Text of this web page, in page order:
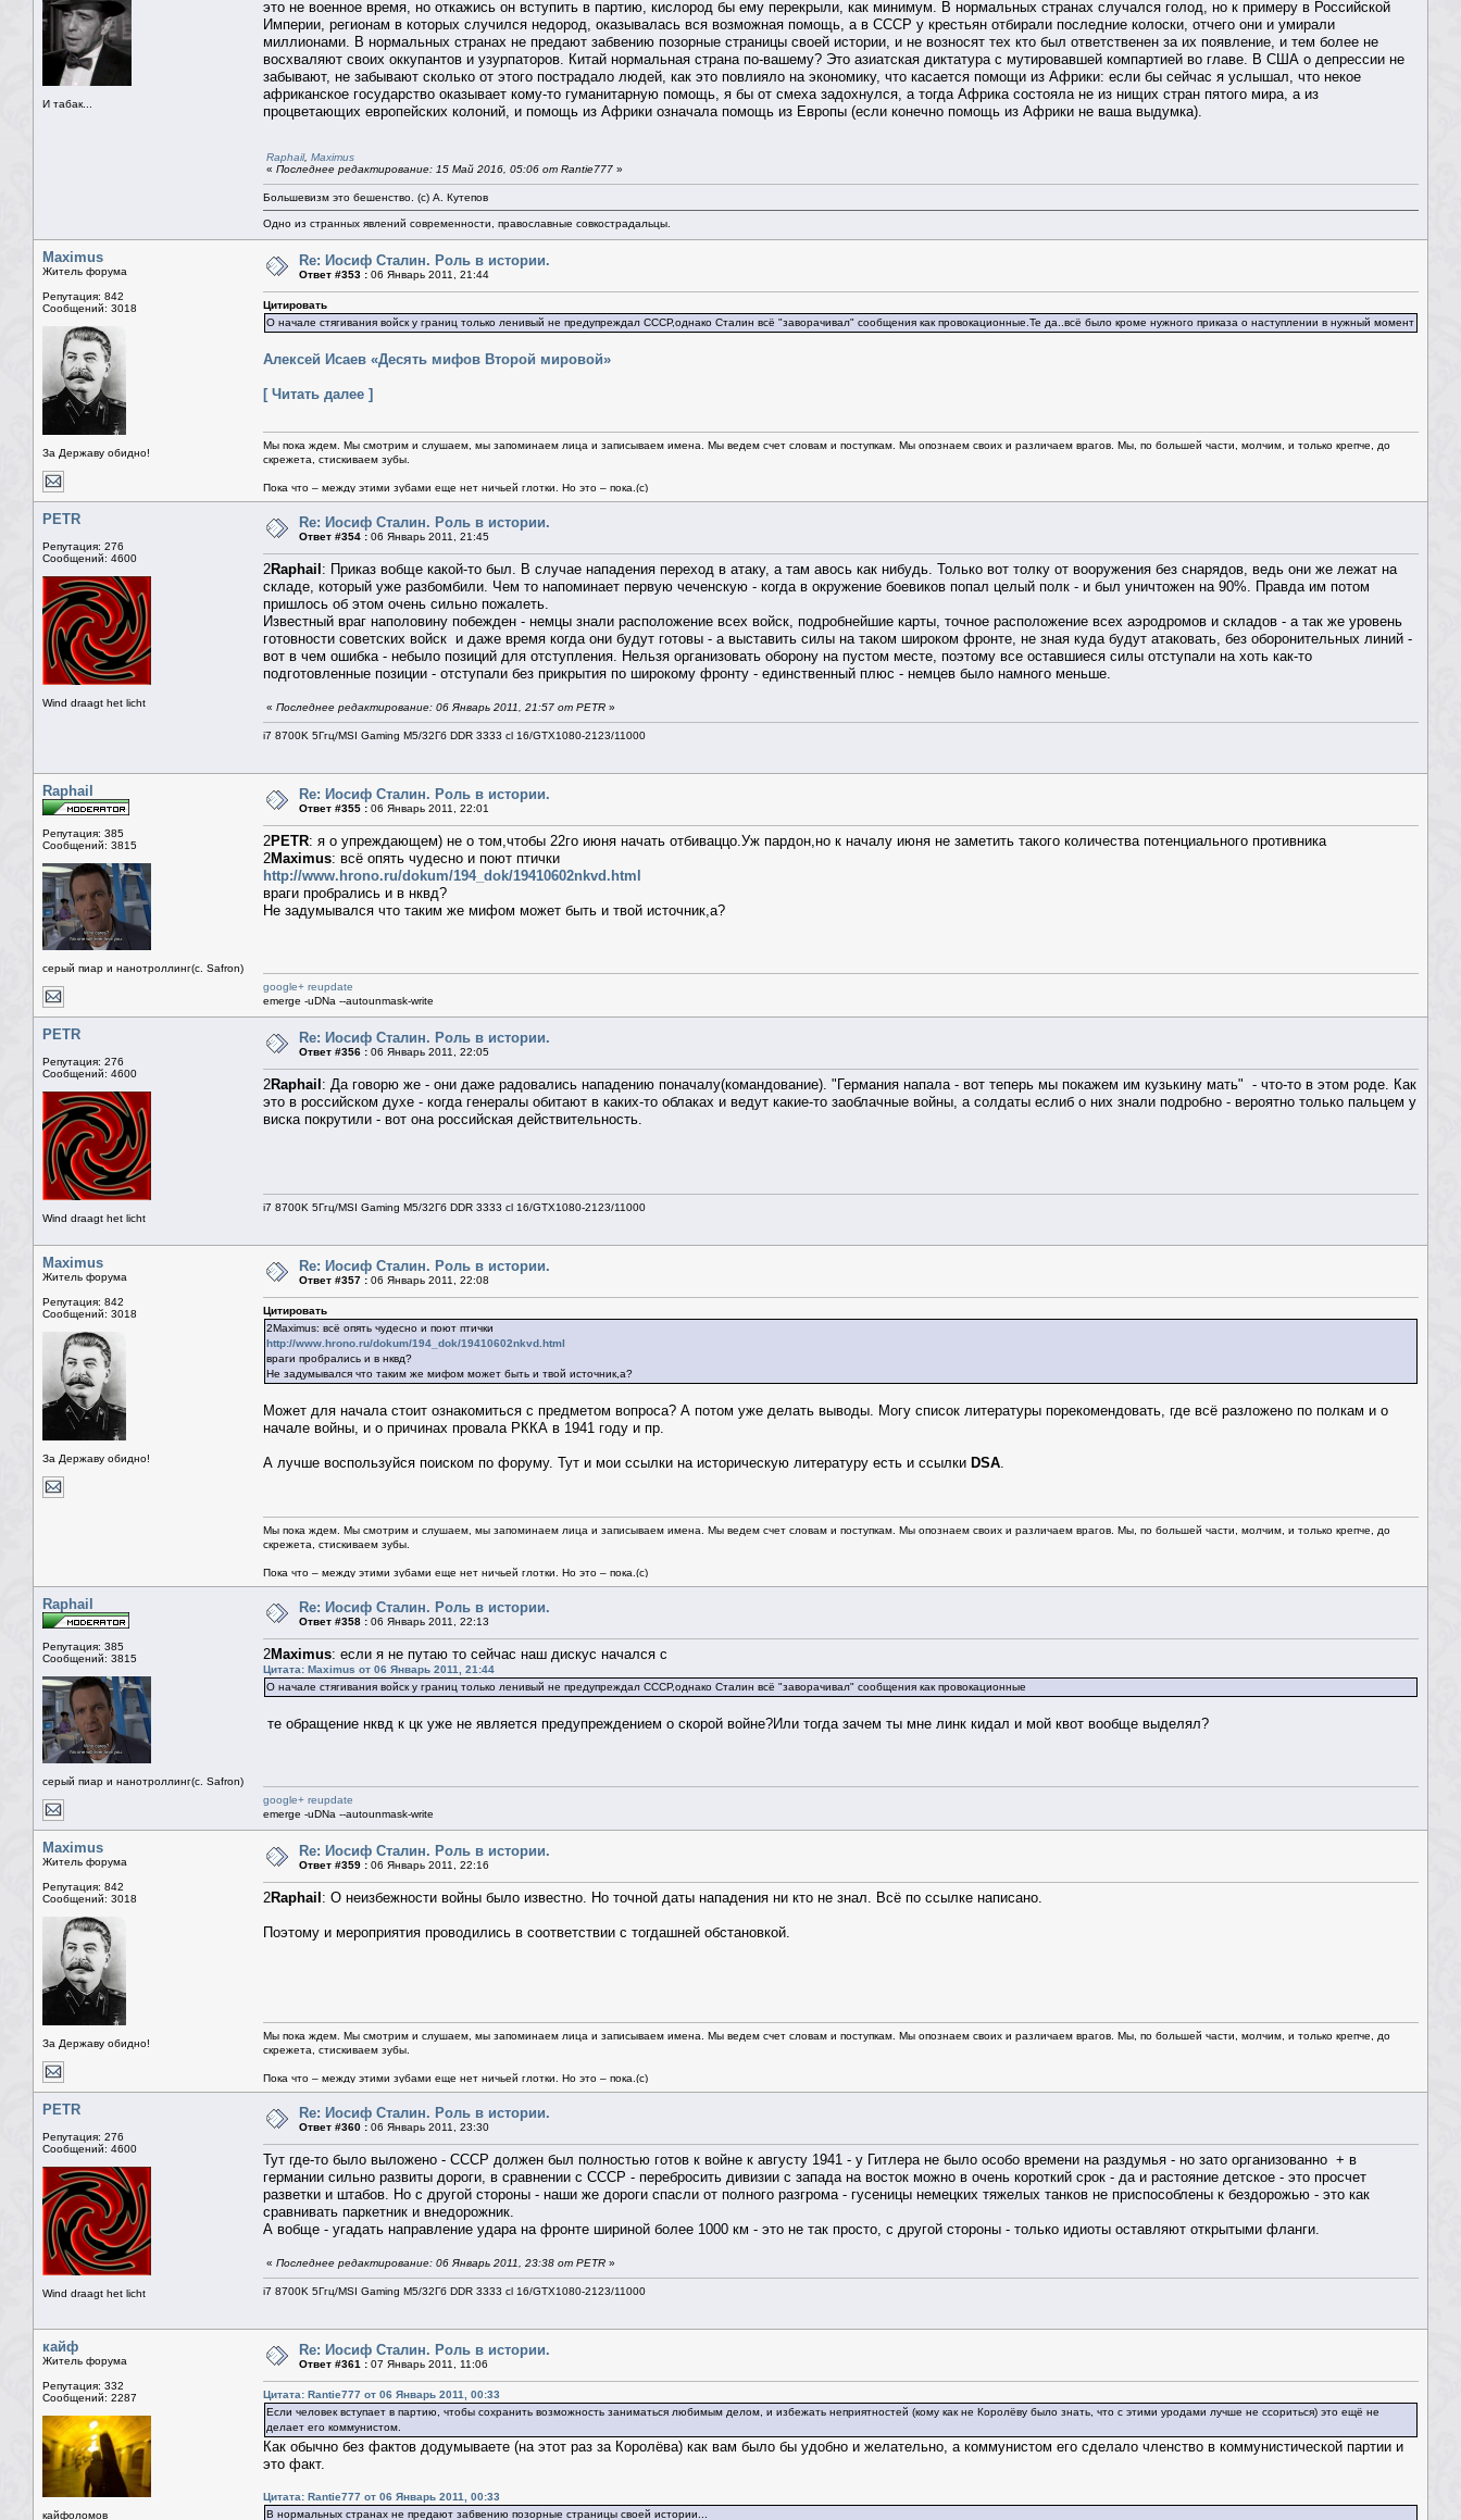
И табак...
это не военное время, но откажись он вступить в партию, кислород бы ему перекрыли, как минимум. В нормальных странах случался голод, но к примеру в Российской
Империи, регионам в которых случился недород, оказывалась вся возможная помощь, а в СССР у крестьян отбирали последние колоски, отчего они и умирали
миллионами. В нормальных странах не предают забвению позорные страницы своей истории, и не возносят тех кто был ответственен за их появление, и тем более не
восхваляют своих оккупантов и узурпаторов. Китай нормальная страна по-вашему? Это азиатская диктатура с мутировавшей компартией во главе. В США о депрессии не
забывают, не забывают сколько от этого пострадало людей, как это повлияло на экономику, что касается помощи из Африки: если бы сейчас я услышал, что некое
африканское государство оказывает кому-то гуманитарную помощь, я бы от смеха задохнулся, а тогда Африка состояла не из нищих стран пятого мира, а из
процветающих европейских колоний, и помощь из Африки означала помощь из Европы (если конечно помощь из Африки не ваша выдумка).
Raphail, Maximus
« Последнее редактирование: 15 Май 2016, 05:06 от Rantie777 »
Большевизм это бешенство. (с) А. Кутепов
Одно из странных явлений современности, православные совкострадальцы.
Maximus
Житель форума
Репутация: 842
Сообщений: 3018
За Державу обидно!
Re: Иосиф Сталин. Роль в истории.
Ответ #353 : 06 Январь 2011, 21:44
Цитировать
О начале стягивания войск у границ только ленивый не предупреждал СССР,однако Сталин всё "заворачивал" сообщения как провокационные.Те да..всё было кроме нужного приказа о наступлении в нужный момент
Алексей Исаев «Десять мифов Второй мировой»
[ Читать далее ]
Мы пока ждем. Мы смотрим и слушаем, мы запоминаем лица и записываем имена. Мы ведем счет словам и поступкам. Мы опознаем своих и различаем врагов. Мы, по большей части, молчим, и только крепче, до
скрежета, стискиваем зубы.
Пока что – между этими зубами еще нет ничьей глотки. Но это – пока.(c)
PETR
Репутация: 276
Сообщений: 4600
Wind draagt het licht
Re: Иосиф Сталин. Роль в истории.
Ответ #354 : 06 Январь 2011, 21:45
2Raphail : Приказ вобще какой-то был. В случае нападения переход в атаку, а там авось как нибудь. Только вот толку от вооружения без снарядов, ведь они же лежат на
складе, который уже разбомбили. Чем то напоминает первую чеченскую - когда в окружение боевиков попал целый полк - и был уничтожен на 90%. Правда им потом
пришлось об этом очень сильно пожалеть.
Известный враг наполовину побежден - немцы знали расположение всех войск, подробнейшие карты, точное расположение всех аэродромов и складов - а так же уровень
готовности советских войск и даже время когда они будут готовы - а выставить силы на таком широком фронте, не зная куда будут атаковать, без оборонительных линий -
вот в чем ошибка - небыло позиций для отступления. Нельзя организовать оборону на пустом месте, поэтому все оставшиеся силы отступали на хоть как-то
подготовленные позиции - отступали без прикрытия по широкому фронту - единственный плюс - немцев было намного меньше.
« Последнее редактирование: 06 Январь 2011, 21:57 от PETR »
i7 8700K 5Ггц/MSI Gaming M5/32Гб DDR 3333 cl 16/GTX1080-2123/11000
Raphail
Репутация: 385
Сообщений: 3815
серый пиар и нанотроллинг(с. Safron)
Re: Иосиф Сталин. Роль в истории.
Ответ #355 : 06 Январь 2011, 22:01
2PETR: я о упреждающем) не о том,чтобы 22го июня начать отбиваццо.Уж пардон,но к началу июня не заметить такого количества потенциального противника
2Maximus: всё опять чудесно и поют птички
http://www.hrono.ru/dokum/194_dok/19410602nkvd.html
враги пробрались и в нквд?
Не задумывался что таким же мифом может быть и твой источник,а?
google+ reupdate
emerge -uDNa --autounmask-write
PETR
Репутация: 276
Сообщений: 4600
Wind draagt het licht
Re: Иосиф Сталин. Роль в истории.
Ответ #356 : 06 Январь 2011, 22:05
2Raphail : Да говорю же - они даже радовались нападению поначалу(командование). "Германия напала - вот теперь мы покажем им кузькину мать" - что-то в этом роде. Как
это в российском духе - когда генералы обитают в каких-то облаках и ведут какие-то заоблачные войны, а солдаты еслиб о них знали подробно - вероятно только пальцем у
виска покрутили - вот она российская действительность.
i7 8700K 5Ггц/MSI Gaming M5/32Гб DDR 3333 cl 16/GTX1080-2123/11000
Maximus
Житель форума
Репутация: 842
Сообщений: 3018
За Державу обидно!
Re: Иосиф Сталин. Роль в истории.
Ответ #357 : 06 Январь 2011, 22:08
Цитировать
2Maximus: всё опять чудесно и поют птички
http://www.hrono.ru/dokum/194_dok/19410602nkvd.html
враги пробрались и в нквд?
Не задумывался что таким же мифом может быть и твой источник,а?
Может для начала стоит ознакомиться с предметом вопроса? А потом уже делать выводы. Могу список литературы порекомендовать, где всё разложено по полкам и о
начале войны, и о причинах провала РККА в 1941 году и пр.
А лучше воспользуйся поиском по форуму. Тут и мои ссылки на историческую литературу есть и ссылки DSA.
Мы пока ждем. Мы смотрим и слушаем, мы запоминаем лица и записываем имена. Мы ведем счет словам и поступкам. Мы опознаем своих и различаем врагов. Мы, по большей части, молчим, и только крепче, до
скрежета, стискиваем зубы.
Пока что – между этими зубами еще нет ничьей глотки. Но это – пока.(c)
Raphail
Репутация: 385
Сообщений: 3815
серый пиар и нанотроллинг(с. Safron)
Re: Иосиф Сталин. Роль в истории.
Ответ #358 : 06 Январь 2011, 22:13
2Maximus: если я не путаю то сейчас наш дискус начался с
Цитата: Maximus от 06 Январь 2011, 21:44
О начале стягивания войск у границ только ленивый не предупреждал СССР,однако Сталин всё "заворачивал" сообщения как провокационные
те обращение нквд к цк уже не является предупреждением о скорой войне?Или тогда зачем ты мне линк кидал и мой квот вообще выделял?
google+ reupdate
emerge -uDNa --autounmask-write
Maximus
Житель форума
Репутация: 842
Сообщений: 3018
За Державу обидно!
Re: Иосиф Сталин. Роль в истории.
Ответ #359 : 06 Январь 2011, 22:16
2Raphail : О неизбежности войны было известно. Но точной даты нападения ни кто не знал. Всё по ссылке написано.
Поэтому и мероприятия проводились в соответствии с тогдашней обстановкой.
Мы пока ждем. Мы смотрим и слушаем, мы запоминаем лица и записываем имена. Мы ведем счет словам и поступкам. Мы опознаем своих и различаем врагов. Мы, по большей части, молчим, и только крепче, до
скрежета, стискиваем зубы.
Пока что – между этими зубами еще нет ничьей глотки. Но это – пока.(c)
PETR
Репутация: 276
Сообщений: 4600
Wind draagt het licht
Re: Иосиф Сталин. Роль в истории.
Ответ #360 : 06 Январь 2011, 23:30
Тут где-то было выложено - СССР должен был полностью готов к войне к августу 1941 - у Гитлера не было особо времени на раздумья - но зато организованно + в
германии сильно развиты дороги, в сравнении с СССР - перебросить дивизии с запада на восток можно в очень короткий срок - да и растояние детское - это просчет
разветки и штабов. Но с другой стороны - наши же дороги спасли от полного разгрома - гусеницы немецких тяжелых танков не приспособлены к бездорожью - это как
сравнивать паркетник и внедорожник.
А вобще - угадать направление удара на фронте шириной более 1000 км - это не так просто, с другой стороны - только идиоты оставляют открытыми фланги.
« Последнее редактирование: 06 Январь 2011, 23:38 от PETR »
i7 8700K 5Ггц/MSI Gaming M5/32Гб DDR 3333 cl 16/GTX1080-2123/11000
кайф
Житель форума
Репутация: 332
Сообщений: 2287
кайфоломов
Re: Иосиф Сталин. Роль в истории.
Ответ #361 : 07 Январь 2011, 11:06
Цитата: Rantie777 от 06 Январь 2011, 00:33
Если человек вступает в партию, чтобы сохранить возможность заниматься любимым делом, и избежать неприятностей (кому как не Королёву было знать, что с этими уродами лучше не ссориться) это ещё не
делает его коммунистом.
Как обычно без фактов додумываете (на этот раз за Королёва) как вам было бы удобно и желательно, а коммунистом его сделало членство в коммунистической партии и
это факт.
Цитата: Rantie777 от 06 Январь 2011, 00:33
В нормальных странах не предают забвению позорные страницы своей истории...